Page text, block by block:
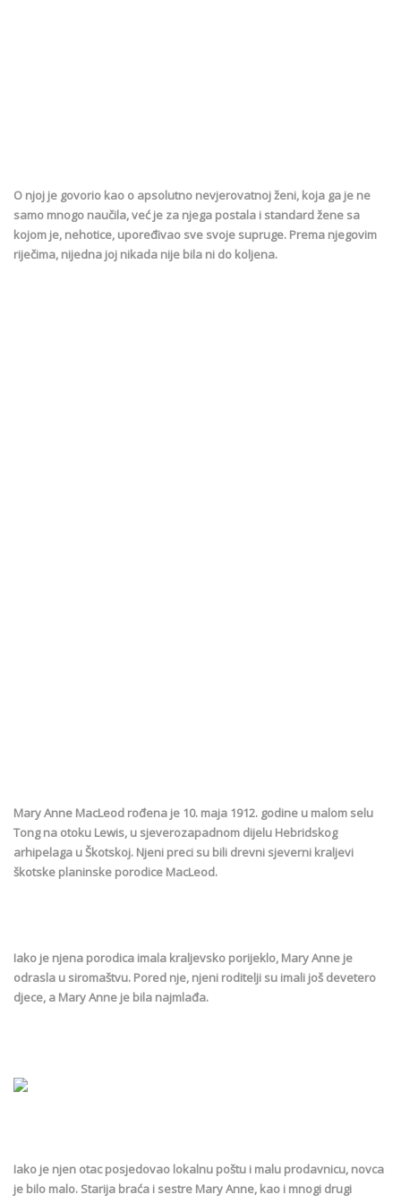
O njoj je govorio kao o apsolutno nevjerovatnoj ženi, koja ga je ne
samo mnogo naučila, već je za njega postala i standard žene sa
kojom je, nehotice, upoređivao sve svoje supruge. Prema njegovim
riječima, nijedna joj nikada nije bila ni do koljena.
Mary Anne MacLeod rođena je 10. maja 1912. godine u malom selu
Tong na otoku Lewis, u sjeverozapadnom dijelu Hebridskog
arhipelaga u Škotskoj. Njeni preci su bili drevni sjeverni kraljevi
škotske planinske porodice MacLeod.
Iako je njena porodica imala kraljevsko porijeklo, Mary Anne je
odrasla u siromaštvu. Pored nje, njeni roditelji su imali još devetero
djece, a Mary Anne je bila najmlađa.
Iako je njen otac posjedovao lokalnu poštu i malu prodavnicu, novca
je bilo malo. Starija braća i sestre Mary Anne, kao i mnogi drugi